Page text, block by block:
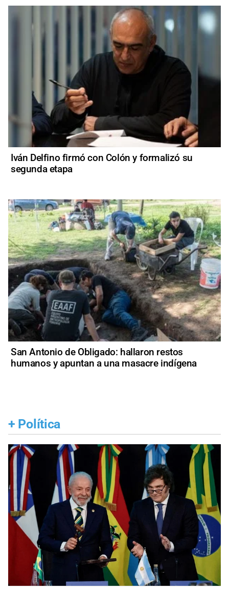
Iván Delfino firmó con Colón y formalizó su
segunda etapa
San Antonio de Obligado: hallaron restos
humanos y apuntan a una masacre indígena
+ Política